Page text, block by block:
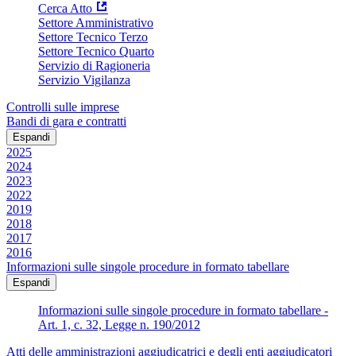
Cerca Atto
Settore Amministrativo
Settore Tecnico Terzo
Settore Tecnico Quarto
Servizio di Ragioneria
Servizio Vigilanza
Controlli sulle imprese
Bandi di gara e contratti
Espandi
2025
2024
2023
2022
2019
2018
2017
2016
Informazioni sulle singole procedure in formato tabellare
Espandi
Informazioni sulle singole procedure in formato tabellare -
Art. 1, c. 32, Legge n. 190/2012
Atti delle amministrazioni aggiudicatrici e degli enti aggiudicatori